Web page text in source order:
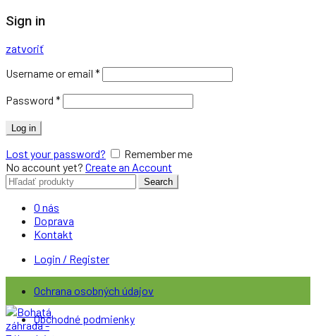
Sign in
zatvoriť
Username or email *
Password *
Log in
Lost your password?
Remember me
No account yet? Create an Account
Search
for:
Search
O nás
Doprava
Kontakt
Login / Register
Ochrana osobných údajov
Obchodné podmienky